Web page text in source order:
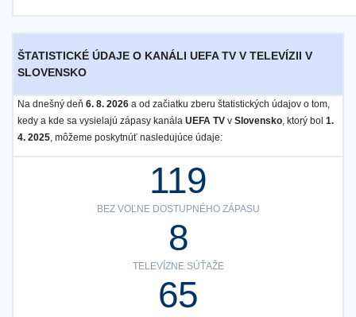
ŠTATISTICKÉ ÚDAJE O KANÁLI UEFA TV V TELEVÍZII V
SLOVENSKO
Na dnešný deň 6. 8. 2026 a od začiatku zberu štatistických údajov o tom,
kedy a kde sa vysielajú zápasy kanála UEFA TV v Slovensko, ktorý bol 1.
4. 2025, môžeme poskytnúť nasledujúce údaje:
119
BEZ VOĽNE DOSTUPNÉHO ZÁPASU
8
TELEVÍZNE SÚŤAŽE
65